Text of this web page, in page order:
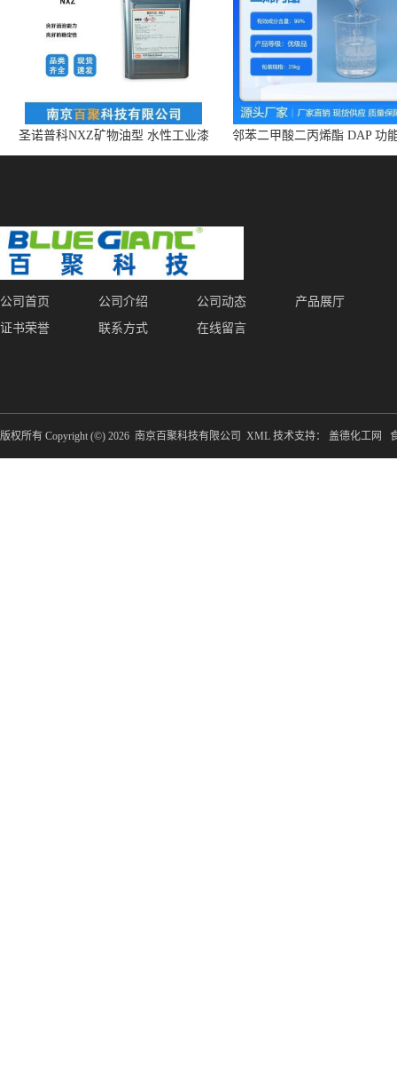
圣诺普科NXZ矿物油型 水性工业漆
消泡剂 持久抑泡 现货
邻苯二甲酸二丙烯酯 DAP 功
体 增塑剂 CAS:131-17-9
公司首页 公司介绍 公司动态
产品展厅
证书荣誉
联系方式 在线留言
版权所有 Copyright (©) 2026 南京百聚科技有限公司 XML 技术支持： 盖德化工网